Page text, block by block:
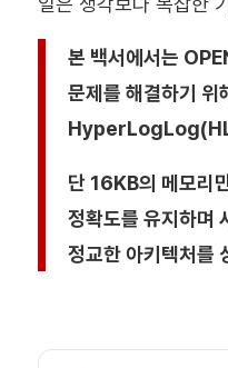
본 백서에서는
문제를 해결하기 위
단 16KB의 메모리
정확도를 유지하며
정교한 아키텍처를